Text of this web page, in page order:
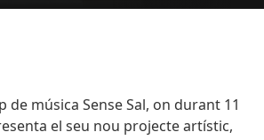
música Sense Sal, on durant 11
el seu nou projecte artístic,